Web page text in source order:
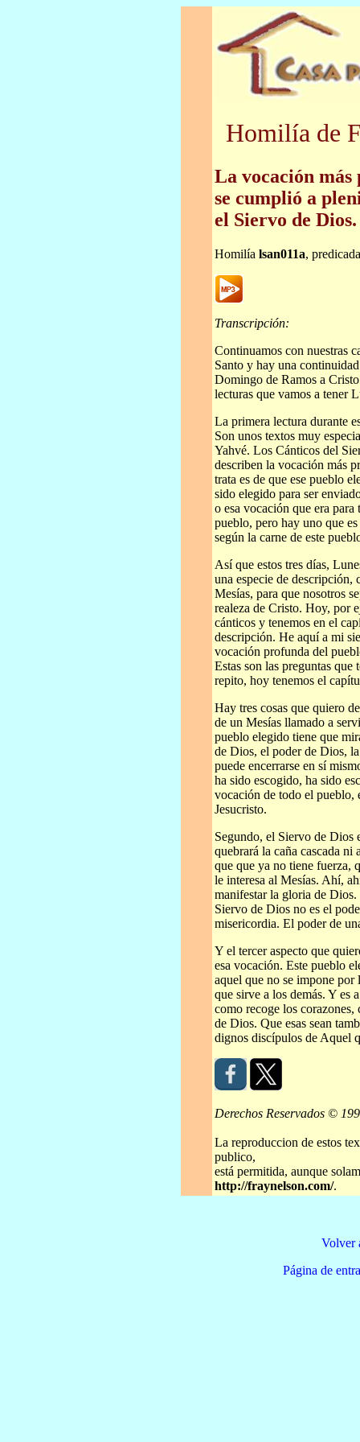
Homilía de
La vocación
se cumplió a
el Siervo de Dios.
Homilía lsan011a,
Transcripción:
Continuamos con nuestras
Santo y hay una
Domingo de Ramos a
lecturas que vamos a tener
La primera lectura durante
Son unos textos muy
Yahvé. Los Cánticos del
describen la vocación más
trata es de que ese pueblo
sido elegido para ser
o esa vocación que era
pueblo, pero hay uno que
según la carne de este
Así que estos tres días,
una especie de
Mesías, para que nosotros
realeza de Cristo. Hoy, por
cánticos y tenemos en el
descripción. He aquí a mi
vocación profunda del
Estas son las preguntas que
repito, hoy tenemos el
Hay tres cosas que quiero
de un Mesías llamado a
pueblo elegido tiene que
de Dios, el poder de Dios,
puede encerrarse en sí
ha sido escogido, ha sido
vocación de todo el pueblo,
Jesucristo.
Segundo, el Siervo de Dios
quebrará la caña cascada
que que ya no tiene fuerza,
le interesa al Mesías. Ahí,
manifestar la gloria de
Siervo de Dios no es el
misericordia. El poder de
Y el tercer aspecto que
esa vocación. Este pueblo
aquel que no se impone
que sirve a los demás. Y es
como recoge los
de Dios. Que esas sean
dignos discípulos de Aquel
Derechos Reservados ©
La reproduccion de estos
publico,
está permitida, aunque
http://fraynelson.com/.
Volver
Página de